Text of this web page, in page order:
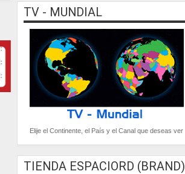
TV - MUNDIAL
Elije el Continente, el País y el Canal que deseas ver
TIENDA ESPACIORD (BRAND)